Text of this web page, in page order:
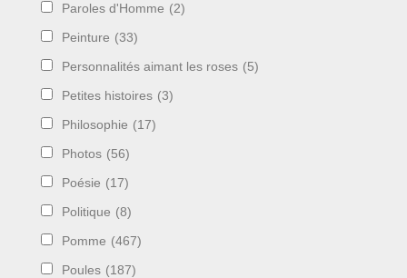
Paroles d'Homme (2)
Peinture (33)
Personnalités aimant les roses (5)
Petites histoires (3)
Philosophie (17)
Photos (56)
Poésie (17)
Politique (8)
Pomme (467)
Poules (187)